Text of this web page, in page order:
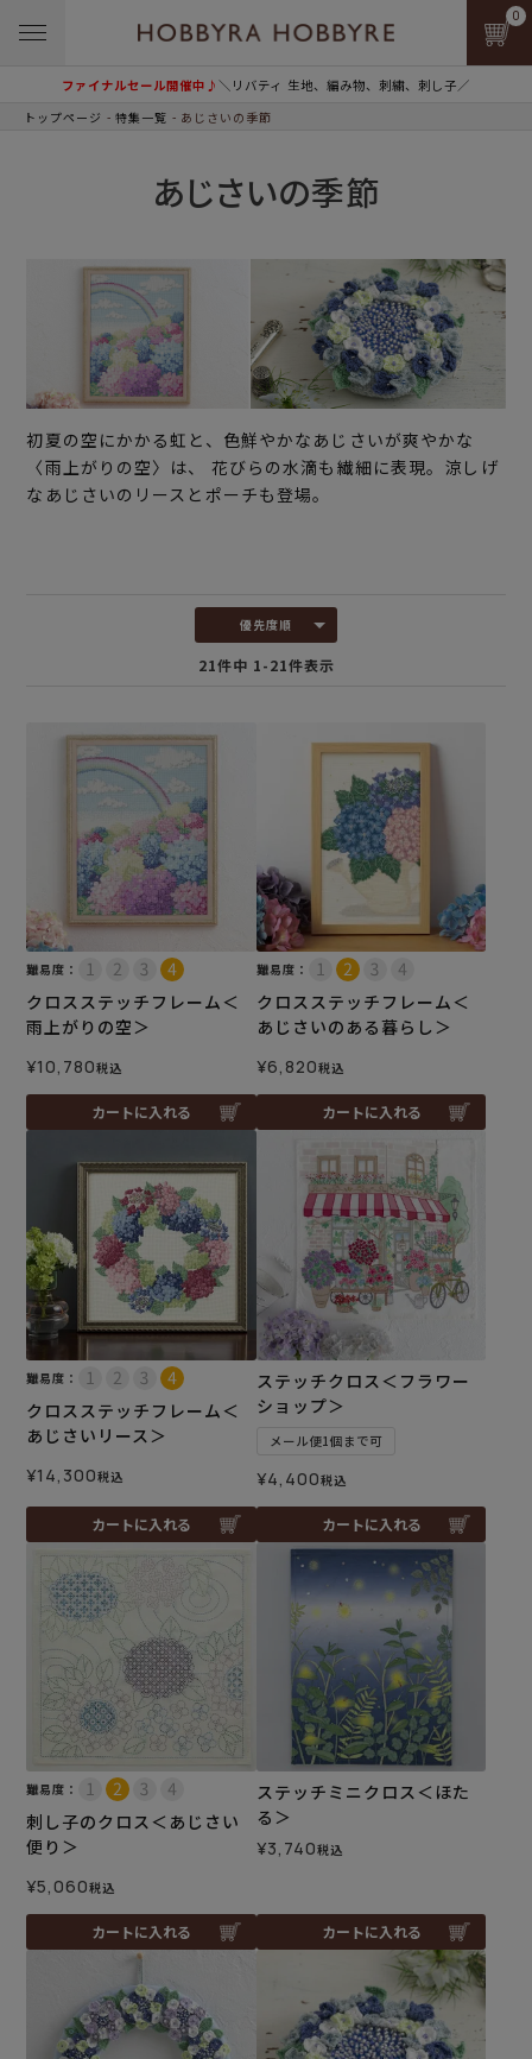
ファイナルセール開催中♪＼リバティ 生地、編み物、刺繍、刺し子／
0
トップページ 特集一覧 あじさいの季節
あじさいの季節
初夏の空にかかる虹と、色鮮やかなあじさいが爽やかな
〈雨上がりの空〉は、 花びらの水滴も繊細に表現。涼しげ
なあじさいのリースとポーチも登場。
優先度順
21件中 1-21件表示
難易度：
クロスステッチフレーム＜
雨上がりの空＞
¥10,780税込
カートに入れる
難易度：
クロスステッチフレーム＜
あじさいのある暮らし＞
¥6,820税込
カートに入れる
難易度：
クロスステッチフレーム＜
あじさいリース＞
¥14,300税込
カートに入れる
ステッチクロス＜フラワー
ショップ＞
メール便1個まで可
¥4,400税込
カートに入れる
難易度：
刺し子のクロス＜あじさい
便り＞
¥5,060税込
カートに入れる
ステッチミニクロス＜ほた
る＞
¥3,740税込
カートに入れる